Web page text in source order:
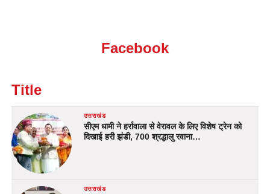
Facebook
Title
उत्तराखंड
सीएम धामी ने हर्रावाला से वेरावल के लिए विशेष ट्रेन को
दिखाई हरी झंडी, 700 श्रद्धालु रवाना…
उत्तराखंड